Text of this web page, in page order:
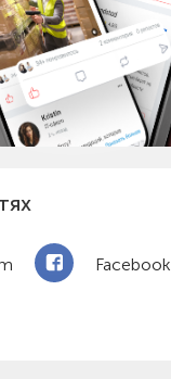
Facebook